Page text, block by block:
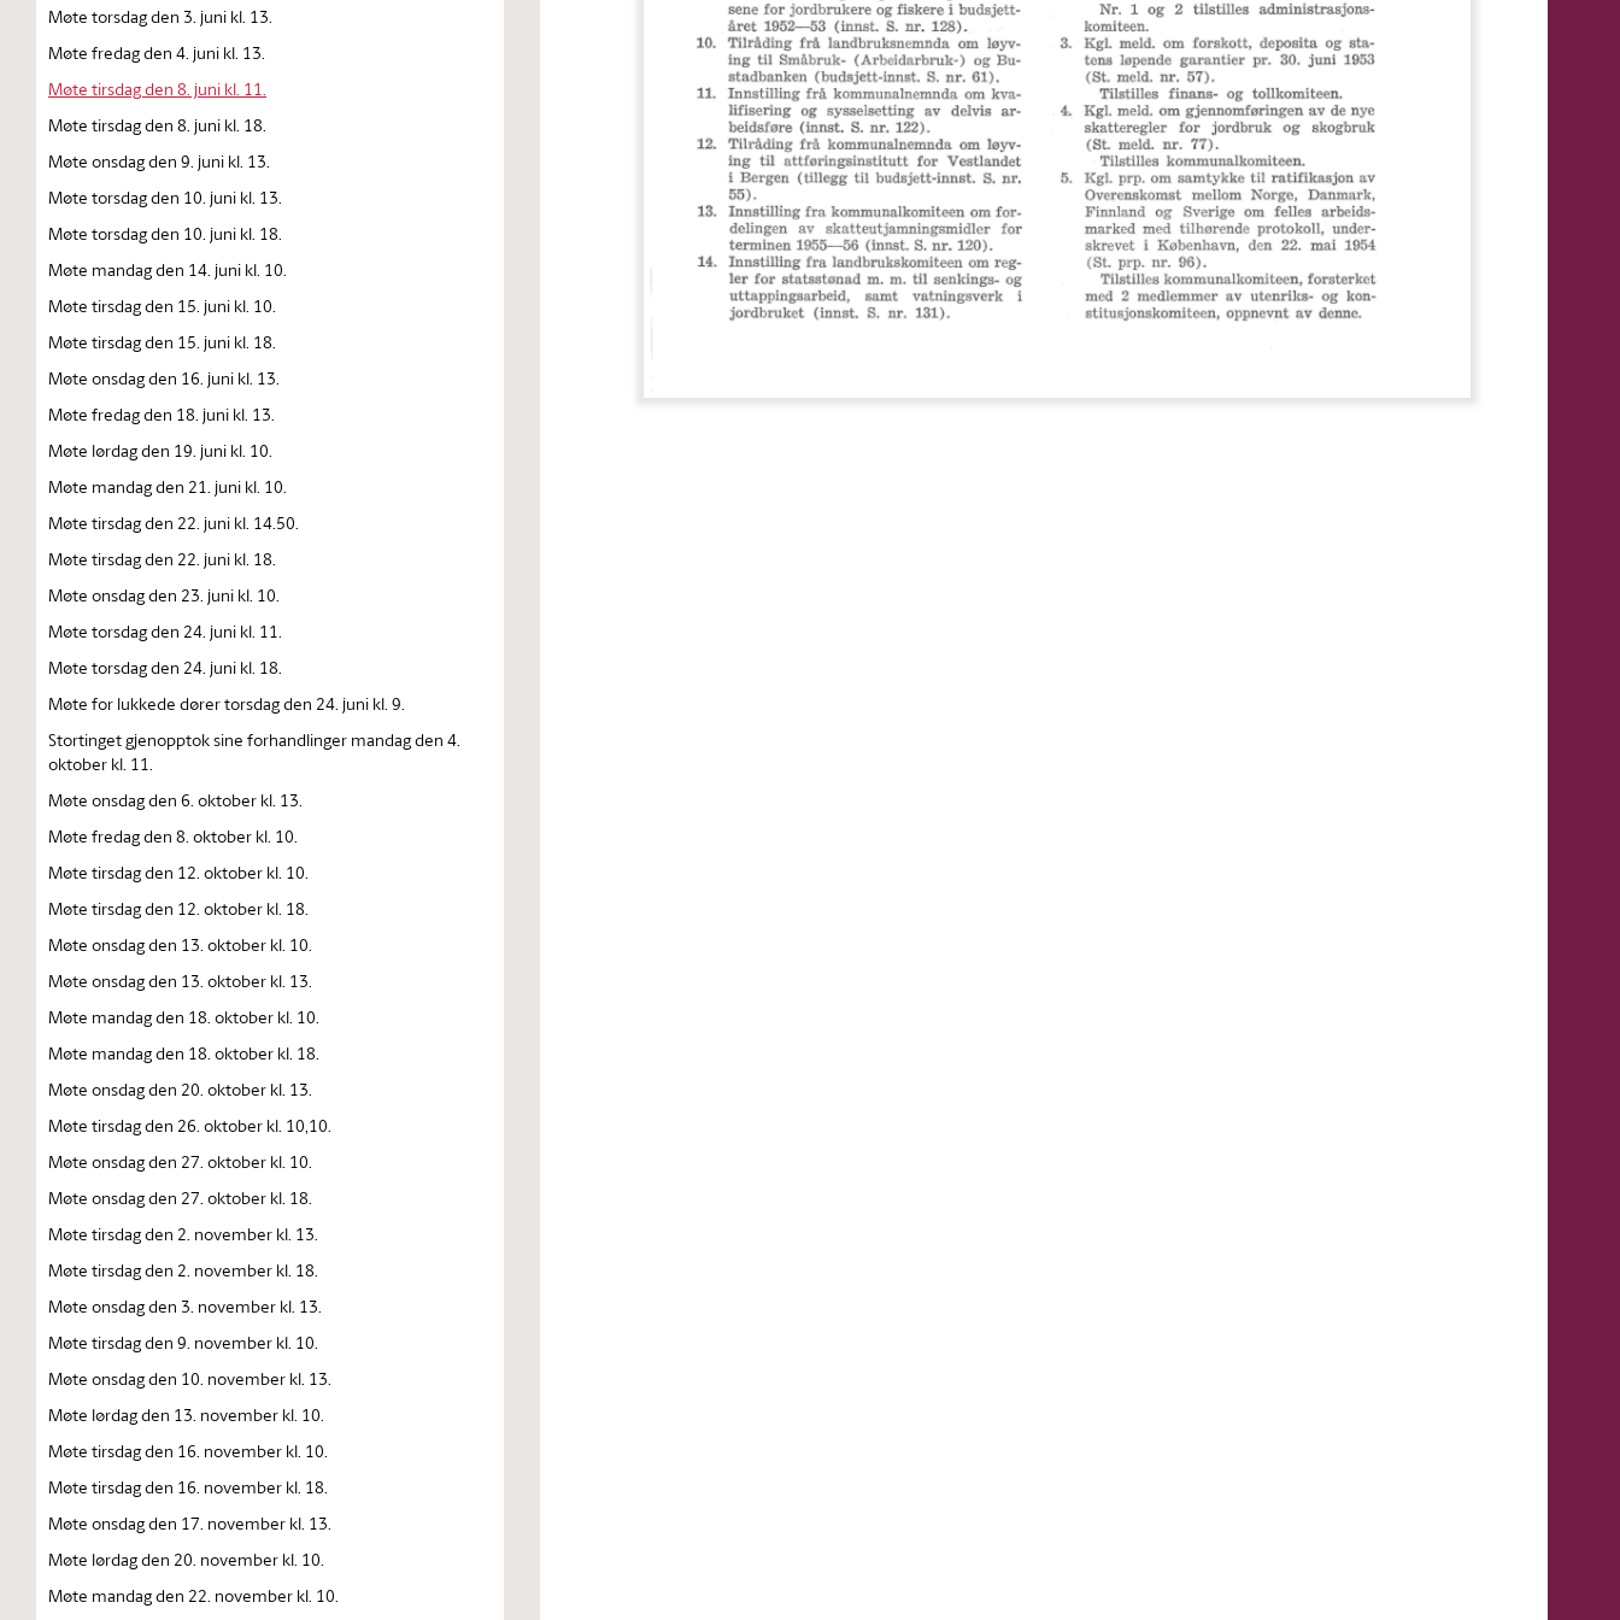
Møte torsdag den 3. juni kl. 13.
Møte fredag den 4. juni kl. 13.
Møte tirsdag den 8. juni kl. 11.
Møte tirsdag den 8. juni kl. 18.
Møte onsdag den 9. juni kl. 13.
Møte torsdag den 10. juni kl. 13.
Møte torsdag den 10. juni kl. 18.
Møte mandag den 14. juni kl. 10.
Møte tirsdag den 15. juni kl. 10.
Møte tirsdag den 15. juni kl. 18.
Møte onsdag den 16. juni kl. 13.
Møte fredag den 18. juni kl. 13.
Møte lørdag den 19. juni kl. 10.
Møte mandag den 21. juni kl. 10.
Møte tirsdag den 22. juni kl. 14.50.
Møte tirsdag den 22. juni kl. 18.
Møte onsdag den 23. juni kl. 10.
Møte torsdag den 24. juni kl. 11.
Møte torsdag den 24. juni kl. 18.
Møte for lukkede dører torsdag den 24. juni kl. 9.
Stortinget gjenopptok sine forhandlinger mandag den 4.
oktober kl. 11.
Møte onsdag den 6. oktober kl. 13.
Møte fredag den 8. oktober kl. 10.
Møte tirsdag den 12. oktober kl. 10.
Møte tirsdag den 12. oktober kl. 18.
Møte onsdag den 13. oktober kl. 10.
Møte onsdag den 13. oktober kl. 13.
Møte mandag den 18. oktober kl. 10.
Møte mandag den 18. oktober kl. 18.
Møte onsdag den 20. oktober kl. 13.
Møte tirsdag den 26. oktober kl. 10,10.
Møte onsdag den 27. oktober kl. 10.
Møte onsdag den 27. oktober kl. 18.
Møte tirsdag den 2. november kl. 13.
Møte tirsdag den 2. november kl. 18.
Møte onsdag den 3. november kl. 13.
Møte tirsdag den 9. november kl. 10.
Møte onsdag den 10. november kl. 13.
Møte lørdag den 13. november kl. 10.
Møte tirsdag den 16. november kl. 10.
Møte tirsdag den 16. november kl. 18.
Møte onsdag den 17. november kl. 13.
Møte lørdag den 20. november kl. 10.
Møte mandag den 22. november kl. 10.